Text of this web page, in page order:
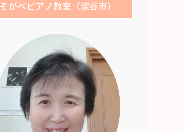
そがべピアノ教室（深谷市）